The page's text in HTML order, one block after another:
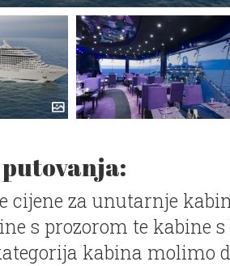
cijene za unutarnje
s prozorom te kabine
kabina molimo